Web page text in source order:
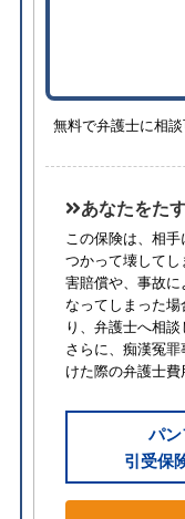
無料で弁護士に相
あなたをた
この保険は、相
つかって壊して
害賠償や、事故
なってしまった
り、弁護士へ相談
さらに、痴漢冤
けた際の弁護士費
パン
引受保